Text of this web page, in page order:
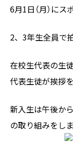
6月1日（月）に
2、3年生全員で
在校生代表の生
代表生徒が挨拶
新入生は午後か
の取り組みをしま